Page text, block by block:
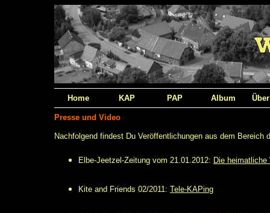
Home KAP PAP Album
Presse und Video
Nachfolgend findest Du Veröffentlichungen aus dem
Elbe-Jeetzel-Zeitung vom 21.01.2012: Die heimatliche
Kite and Friends 02/2011: Tele-KAPing